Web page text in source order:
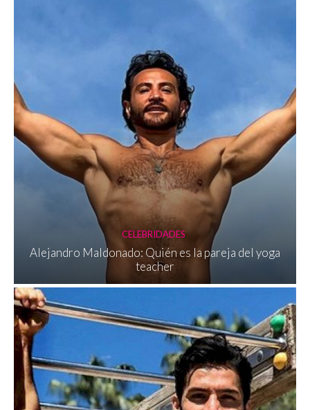
CELEBRIDADES
Alejandro Maldonado: Quién es la pareja del yoga
teacher